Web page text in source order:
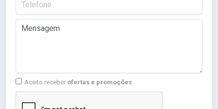
Aceito receber ofertas e promoções